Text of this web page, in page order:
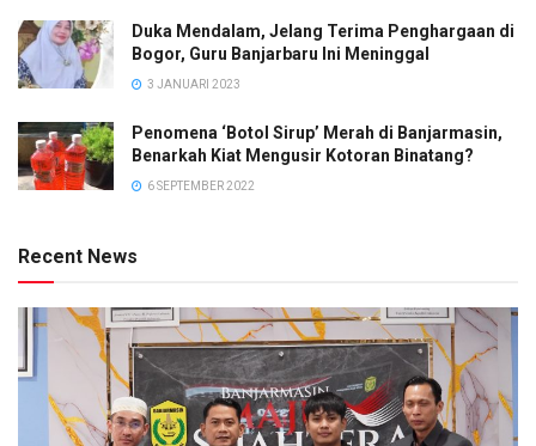
Duka Mendalam, Jelang Terima Penghargaan di
Bogor, Guru Banjarbaru Ini Meninggal
3 JANUARI 2023
Penomena ‘Botol Sirup’ Merah di Banjarmasin,
Benarkah Kiat Mengusir Kotoran Binatang?
6 SEPTEMBER 2022
Recent News